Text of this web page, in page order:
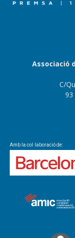
Associació
C/
93
Amb la col·laboració de: